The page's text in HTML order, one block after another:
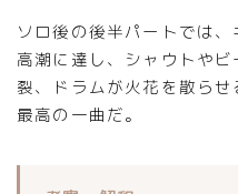
ソロ後の後半パートでは
高潮に達し、シャウトや
裂、ドラムが火花を散ら
最高の一曲だ。